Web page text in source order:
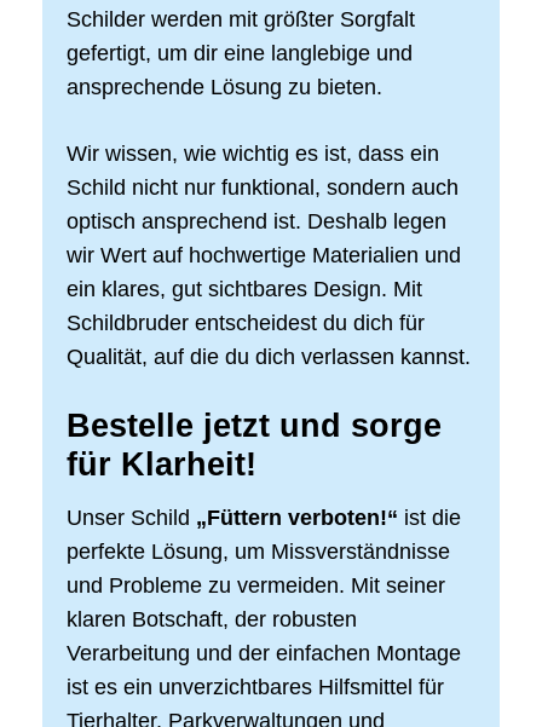
Schilder werden mit größter Sorgfalt
gefertigt, um dir eine langlebige und
ansprechende Lösung zu bieten.
Wir wissen, wie wichtig es ist, dass ein
Schild nicht nur funktional, sondern auch
optisch ansprechend ist. Deshalb legen
wir Wert auf hochwertige Materialien und
ein klares, gut sichtbares Design. Mit
Schildbruder entscheidest du dich für
Qualität, auf die du dich verlassen kannst.
Bestelle jetzt und sorge
für Klarheit!
Unser Schild „Füttern verboten!“ ist die
perfekte Lösung, um Missverständnisse
und Probleme zu vermeiden. Mit seiner
klaren Botschaft, der robusten
Verarbeitung und der einfachen Montage
ist es ein unverzichtbares Hilfsmittel für
Tierhalter, Parkverwaltungen und